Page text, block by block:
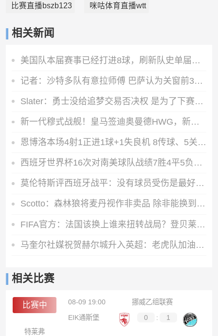
比赛直播bszb123 咪咕体育直播wtt
相关新闻
美国队本届赛事已经打进8球，刷新队史单届世界杯进球纪录
记者：沙特多队有意拉师傅 巴萨认为关窗前3千万报价曼联仍会同意
Slater：勇士没给追梦交易否决权 是为了下赛季随时把他作为筹码
新一代穆式战舰！皇马签迪奥曼德HWG，新赛季首发如何排兵布阵？
恩博洛本场4射1正进1球+1失良机 8传球、5关键传球+2犯规 获评7分
西班牙世界杯16次对南美球队战绩7胜4平5负，对乌拉圭3场保持不败
莫伦特斯评西班牙战平：没有球员受伤是最好消息，场面乏善可陈
Scotto：森林狼将麦丹视作非卖品 除非能换到约基奇或者字母哥
FIFA官方：法国该换上谁来扭转战局？登贝莱/坎特/于帕/巴尔科拉
马奎尔社媒祝贺赫尔城升入英超：老虎队加油🐯😍
相关比赛
比赛中 08-09 19:00
挪威乙组联赛
EIK通斯堡
0 :
1
特莱弗